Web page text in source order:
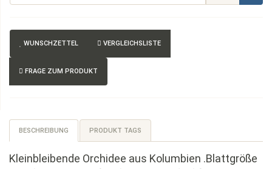
WUNSCHZETTEL VERGLEICHSLISTE
FRAGE ZUM PRODUKT
BESCHREIBUNG PRODUKT TAGS
Kleinbleibende Orchidee aus Kolumbien .Blattgröße